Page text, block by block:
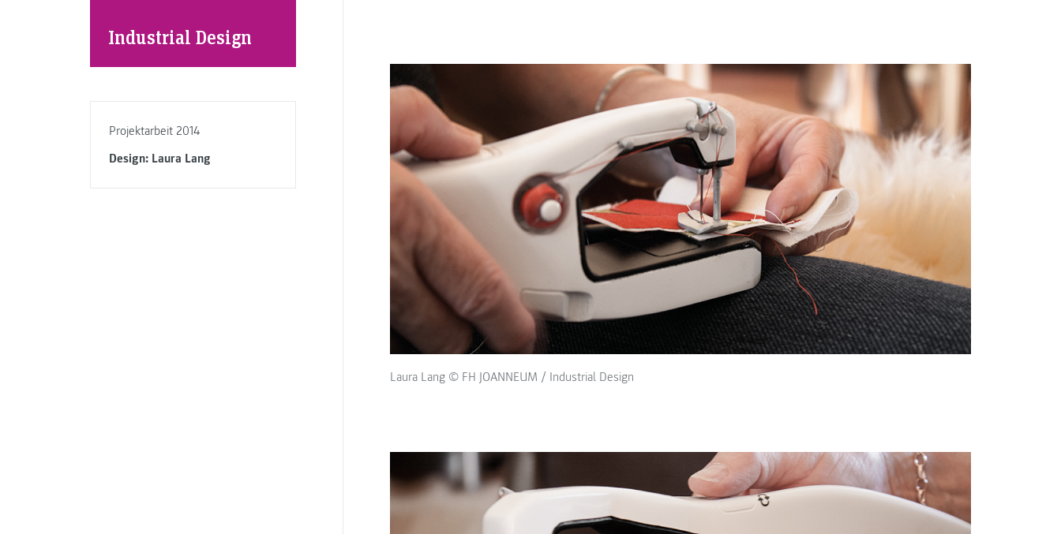
Industrial Design
Projektarbeit 2014
Design: Laura Lang
Laura Lang © FH JOANNEUM / Industrial Design